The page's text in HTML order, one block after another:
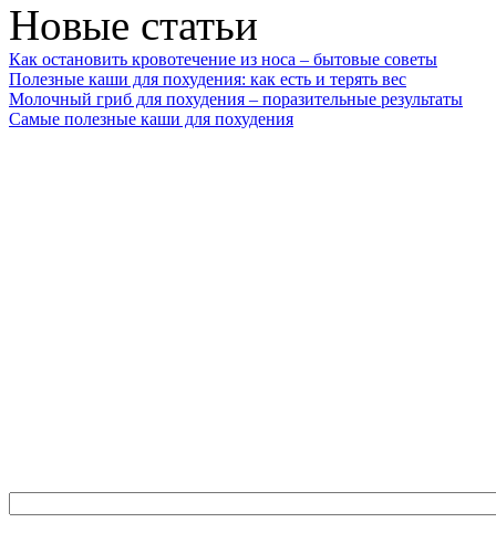
Новые статьи
Как остановить кровотечение из носа – бытовые советы
Полезные каши для похудения: как есть и терять вес
Молочный гриб для похудения – поразительные результаты
Самые полезные каши для похудения